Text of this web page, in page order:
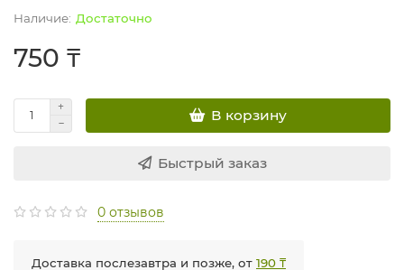
Достаточно
750 ₸
В корзину
Быстрый заказ
0 отзывов
Доставка послезавтра и позже, от 190 ₸